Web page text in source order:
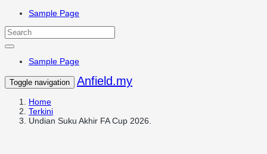
Sample Page
Sample Page
Toggle navigation Anfield.my
Home
Terkini
Undian Suku Akhir FA Cup 2026.